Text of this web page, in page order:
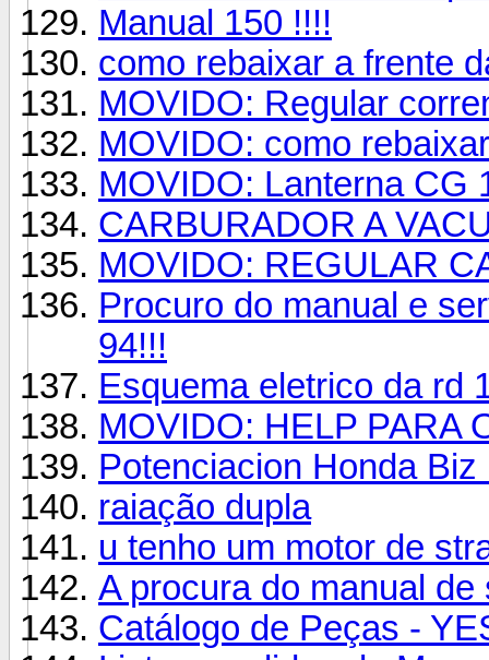
Manual 150 !!!!
como rebaixar a frente
MOVIDO: Regular
MOVIDO: como
MOVIDO: Lanterna CG
CARBURADOR A
MOVIDO: REGULAR
Procuro do manual e
94!!!
Esquema eletrico da rd
MOVIDO: HELP PARA
Potenciacion Honda Biz
raiação dupla
u tenho um motor de
A procura do manual
Catálogo de Peças -